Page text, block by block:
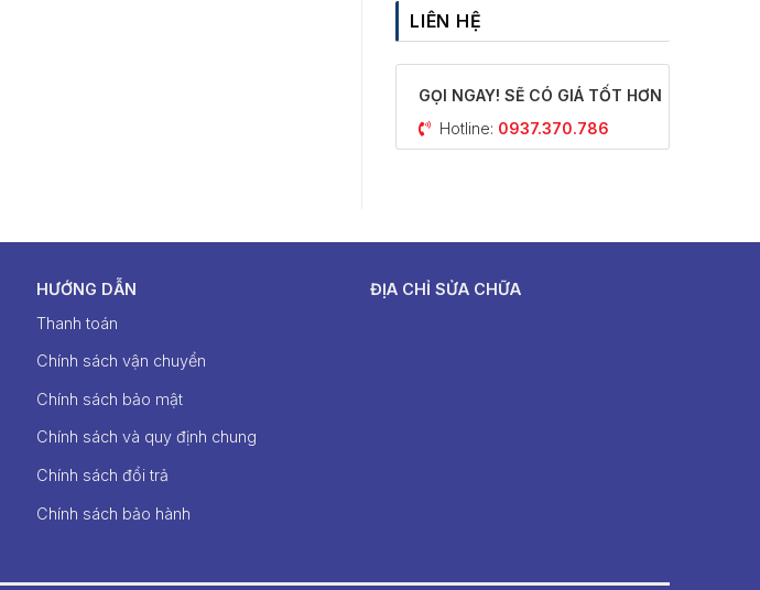
LIÊN HỆ
GỌI NGAY! SẼ CÓ GIÁ TỐT HƠN
Hotline: 0937.370.786
HƯỚNG DẪN
Thanh toán
Chính sách vận chuyển
Chính sách bảo mật
Chính sách và quy định chung
Chính sách đổi trả
Chính sách bảo hành
ĐỊA CHỈ SỬA CHỮA